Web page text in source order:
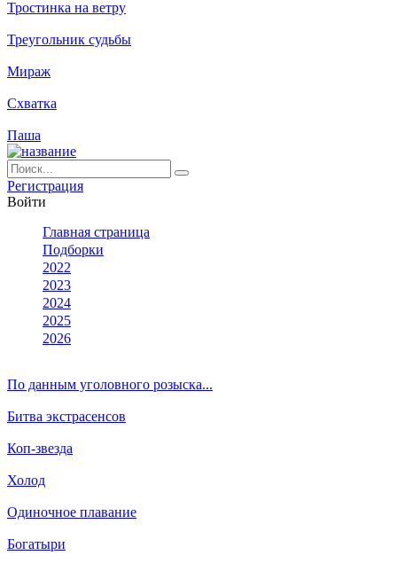
Тростинка на ветру
Треугольник судьбы
Мираж
Схватка
Паша
Ре­ги­ст­ра­ция
Вой­ти
Глав­ная стра­ни­ца
Подборки
2022
2023
2024
2025
2026
По данным уголовного розыска...
Битва экстрасенсов
Коп-звезда
Холод
Одиночное плавание
Богатыри